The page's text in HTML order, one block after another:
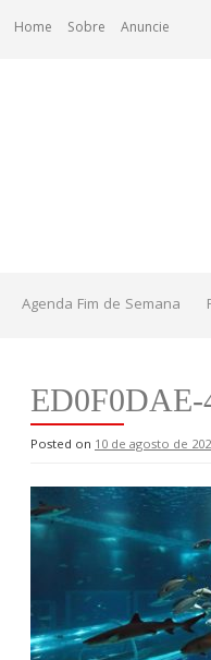
Home Sobre Anuncie
Agenda Fim de Semana
Posted on 10 de agosto de